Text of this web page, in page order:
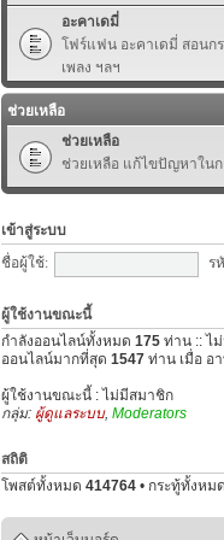
อะคาเดมี่
โฟร์แฟน อะคาเดมี่ สอนก
เพลง ฯลฯ
ช่วยเหลือ
ช่วยเหลือ
ช่วยเหลือ แก้ไขปัญหาใน
เข้าสู่ระบบ
ชื่อผู้ใช้:
ร
ผู้ใช้งานขณะนี้
กำลังออนไลน์ทั้งหมด 175 ท่าน :: ไ
ออนไลน์มากที่สุด 1547 ท่าน เมื่อ อ
ผู้ใช้งานขณะนี้ : ไม่มีสมาชิก
กลุ่ม: ผู้ดูแลระบบ, Moderators
สถิติ
โพสต์ทั้งหมด 414764 • กระทู้ทั้งหมด